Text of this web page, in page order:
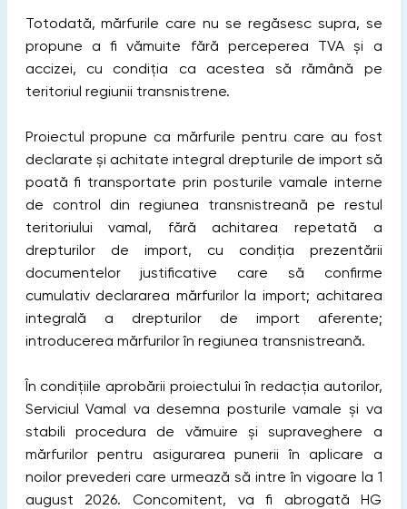
Totodată, mărfurile care nu se regăsesc supra, se
propune a fi vămuite fără perceperea TVA și a
accizei, cu condiția ca acestea să rămână pe
teritoriul regiunii transnistrene.
Proiectul propune ca mărfurile pentru care au fost
declarate și achitate integral drepturile de import să
poată fi transportate prin posturile vamale interne
de control din regiunea transnistreană pe restul
teritoriului vamal, fără achitarea repetată a
drepturilor de import, cu condiția prezentării
documentelor justificative care să confirme
cumulativ declararea mărfurilor la import; achitarea
integrală a drepturilor de import aferente;
introducerea mărfurilor în regiunea transnistreană.
În condițiile aprobării proiectului în redacția autorilor,
Serviciul Vamal va desemna posturile vamale și va
stabili procedura de vămuire și supraveghere a
mărfurilor pentru asigurarea punerii în aplicare a
noilor prevederi care urmează să intre în vigoare la 1
august 2026. Concomitent, va fi abrogată HG